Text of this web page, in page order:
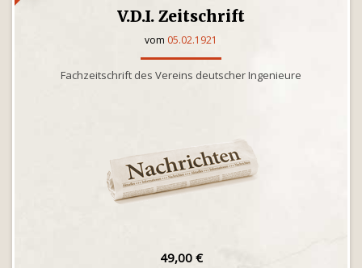
V.D.I. Zeitschrift
vom 05.02.1921
Fachzeitschrift des Vereins deutscher Ingenieure
49,00 €